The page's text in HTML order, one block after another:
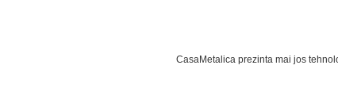
CasaMetalica prezinta mai jos